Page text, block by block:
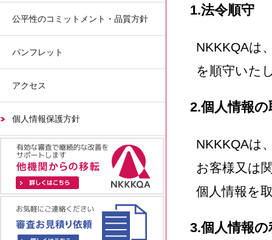
公平性のコミットメント・品質方針
パンフレット
アクセス
個人情報保護方針
1.法令順守
NKKKQAは
を順守いた
2.個人情報の
NKKKQAは
お客様又は
個人情報を
3.個人情報の